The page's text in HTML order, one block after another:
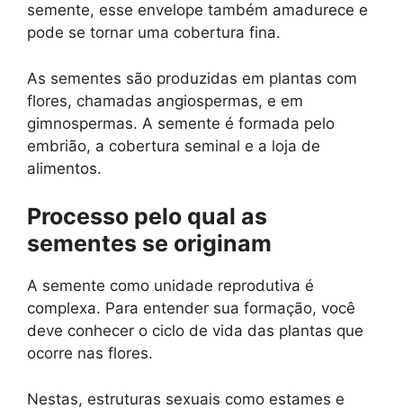
semente, esse envelope também amadurece e
pode se tornar uma cobertura fina.
As sementes são produzidas em plantas com
flores, chamadas angiospermas, e em
gimnospermas. A semente é formada pelo
embrião, a cobertura seminal e a loja de
alimentos.
Processo pelo qual as
sementes se originam
A semente como unidade reprodutiva é
complexa. Para entender sua formação, você
deve conhecer o ciclo de vida das plantas que
ocorre nas flores.
Nestas, estruturas sexuais como estames e